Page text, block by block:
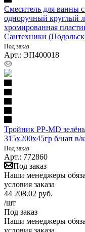
Смеситель для
одноручный круглый
хромированная
Сантехники
Под заказ
Арт.: ЭП400018
Тройник PP-MD
315х200х45гр б/нап в/
Под заказ
Арт.: 772860
Под заказ
Наши менеджеры
условия заказа
44 208.02 руб.
/шт
Под заказ
Наши менеджеры
условия заказа